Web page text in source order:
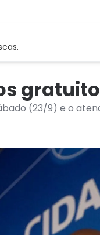
(23/9) e o